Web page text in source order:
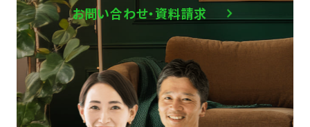
お問い合わせ・資料請求